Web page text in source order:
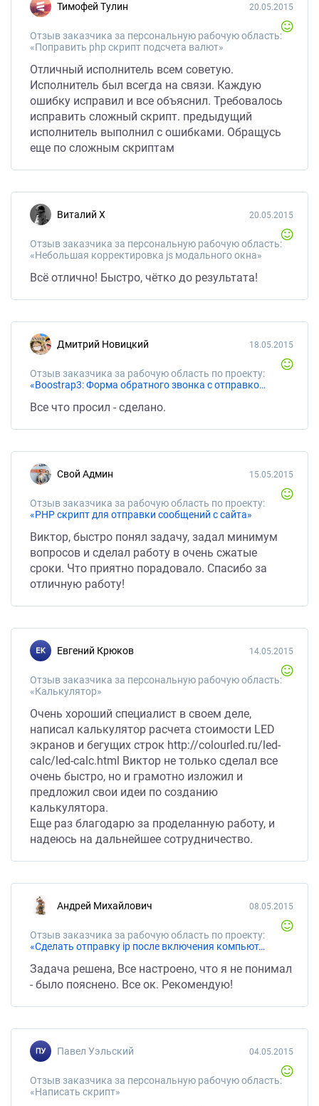
Тимофей Тулин
Отзыв заказчика за персональную рабочую область:
«Поправить php скрипт подсчета валют»
20.05.2015
Отличный исполнитель всем советую.
Исполнитель был всегда на связи. Каждую
ошибку исправил и все объяснил. Требовалось
исправить сложный скрипт. предыдущий
исполнитель выполнил с ошибками. Обращусь
еще по сложным скриптам
Виталий Х
Отзыв заказчика за персональную рабочую область:
«Небольшая корректировка js модального окна»
20.05.2015
Всё отлично! Быстро, чётко до результата!
Дмитрий Новицкий
Отзыв заказчика за рабочую область по проекту:
«Boostrap3: Форма обратного звонка с отправкой на e-mail, в модальном окне.»
18.05.2015
Все что просил - сделано.
Свой Админ
Отзыв заказчика за рабочую область по проекту:
«PHP скрипт для отправки сообщений с сайта»
15.05.2015
Виктор, быстро понял задачу, задал минимум
вопросов и сделал работу в очень сжатые
сроки. Что приятно порадовало. Спасибо за
отличную работу!
Евгений Крюков
Отзыв заказчика за персональную рабочую область:
«Калькулятор»
14.05.2015
Очень хороший специалист в своем деле,
написал калькулятор расчета стоимости LED
экранов и бегущих строк http://colourled.ru/led-
calc/led-calc.html Виктор не только сделал все
очень быстро, но и грамотно изложил и
предложил свои идеи по созданию
калькулятора.
Еще раз благодарю за проделанную работу, и
надеюсь на дальнейшее сотрудничество.
Андрей Михайлович
Отзыв заказчика за рабочую область по проекту:
«Сделать отправку ip после включения компьютера»
08.05.2015
Задача решена, Все настроено, что я не понимал
- было пояснено. Все ок. Рекомендую!
Павел Уэльский
Отзыв заказчика за персональную рабочую область:
«Написать скрипт»
04.05.2015